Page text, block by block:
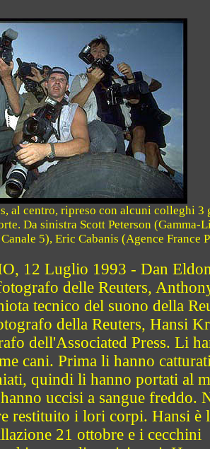
al centro, ripreso con alcuni colleghi 3
Da sinistra Scott Peterson (Gamma-
5), Eric Cabanis (Agence France
12 Luglio 1993 - Dan
delle Reuters,
tecnico del suono della
della Reuters, Hansi
dell'Associated Press. Li
cani. Prima li hanno
quindi li hanno portati al
uccisi a sangue freddo.
restituito i lori corpi. Hansi è
21 ottobre e i cecchini